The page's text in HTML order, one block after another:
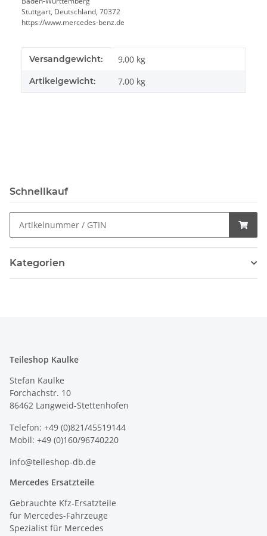
Stuttgart, Deutschland, 70372
https://www.mercedes-benz.de
Produkteigenschaft
Wert
Versandgewicht: 9,00 kg
Artikelgewicht: 7,00 kg
Schnellkauf
Kategorien
Teileshop Kaulke
Stefan Kaulke
Forchachstr. 10
86462 Langweid-Stettenhofen
Telefon: +49 (0)821/45519144
Mobil: +49 (0)160/96740220
info@teileshop-db.de
Mercedes Ersatzteile
Gebrauchte Kfz-Ersatzteile
für Mercedes-Fahrzeuge
Spezialist für Mercedes